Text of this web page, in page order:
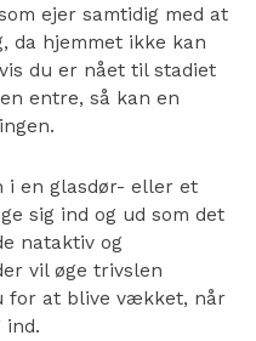
ejer samtidig med at
da hjemmet ikke kan
du er nået til stadiet
entre, så kan en
i en glasdør- eller et
sig ind og ud som det
nataktiv og
vil øge trivslen
for at blive vækket, når
ind.